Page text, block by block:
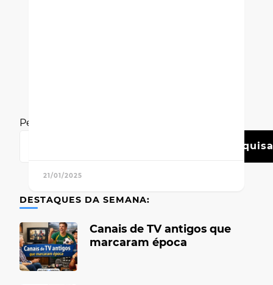
21/01/2025
Pesquisar
DESTAQUES DA SEMANA:
Canais de TV antigos que
marcaram época